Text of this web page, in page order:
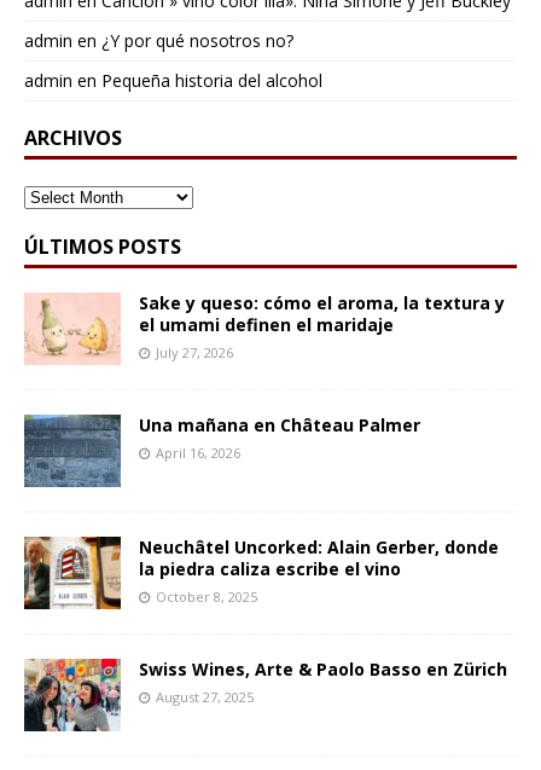
admin en ¿Y por qué nosotros no?
admin en Pequeña historia del alcohol
ARCHIVOS
ARCHIVOS
ÚLTIMOS POSTS
Sake y queso: cómo el aroma, la textura y
el umami definen el maridaje
July 27, 2026
Una mañana en Château Palmer
April 16, 2026
Neuchâtel Uncorked: Alain Gerber, donde
la piedra caliza escribe el vino
October 8, 2025
Swiss Wines, Arte & Paolo Basso en Zürich
August 27, 2025